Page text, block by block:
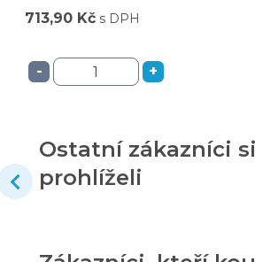
713,90 Kč s DPH
- +
Ostatní zákazníci
prohlíželi